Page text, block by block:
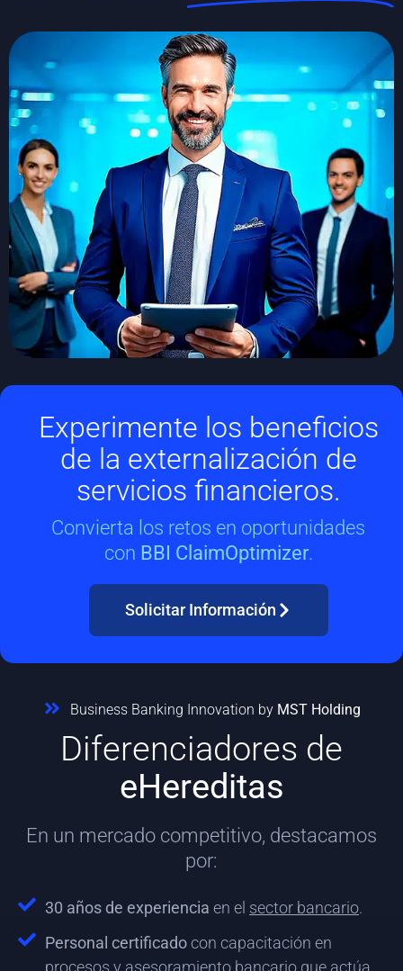
Experimente los beneficios
de la externalización de
servicios financieros.
Convierta los retos en oportunidades
con BBI ClaimOptimizer.
Solicitar Información
Business Banking Innovation by MST Holding
Diferenciadores de
eHereditas
En un mercado competitivo, destacamos
por:
30 años de experiencia en el sector bancario.
Personal certificado con capacitación en
procesos y asesoramiento bancario que actúa